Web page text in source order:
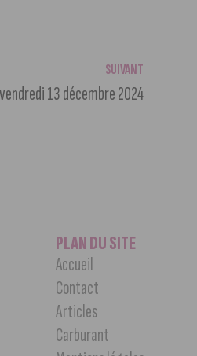
SUIVANT
13 décembre 2024
PLAN DU SITE
Accueil
Contact
Articles
Carburant